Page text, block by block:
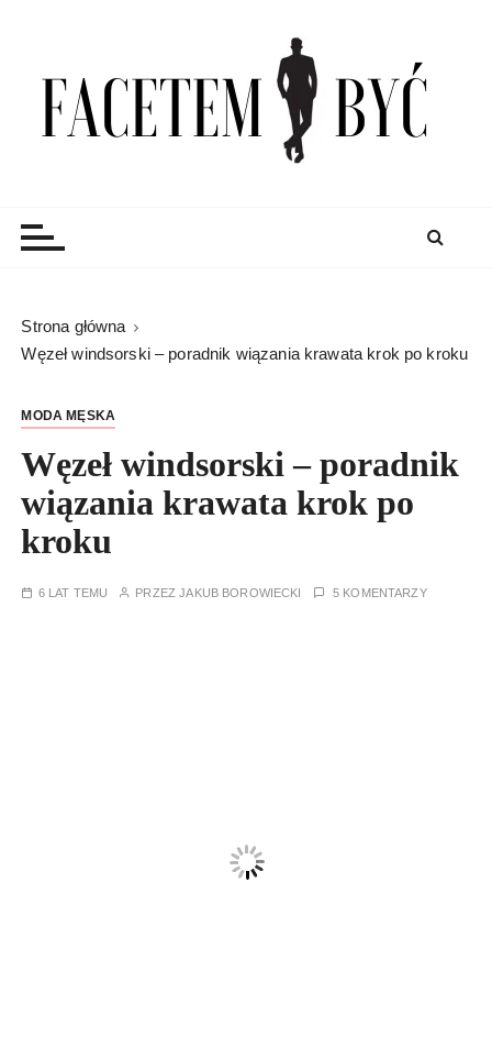
Strona główna
Węzeł windsorski – poradnik wiązania krawata krok po kroku
MODA MĘSKA
Węzeł windsorski – poradnik
wiązania krawata krok po
kroku
6 LAT TEMU PRZEZJAKUB BOROWIECKI 5 KOMENTARZY